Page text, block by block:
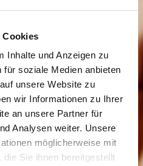
Cookies
Inhalte und Anzeigen zu
soziale Medien anbieten
unsere Website zu
wir Informationen zu Ihrer
an unsere Partner für
Analysen weiter. Unsere
möglicherweise mit
Sie ihnen bereitgestellt